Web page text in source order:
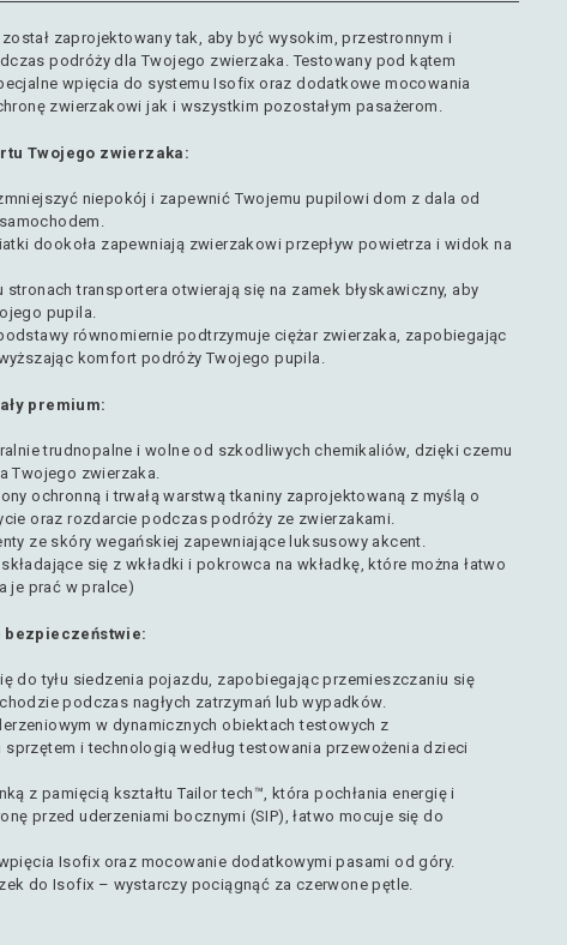
zaprojektowany tak, aby być wysokim, przestronnym i
podróży dla Twojego zwierzaka. Testowany pod kątem
wpięcia do systemu Isofix oraz dodatkowe mocowania
zwierzakowi jak i wszystkim pozostałym pasażerom.
Twojego zwierzaka:
niepokój i zapewnić Twojemu pupilowi ​​dom z dala od
dookoła zapewniają zwierzakowi przepływ powietrza i widok na
transportera otwierają się na zamek błyskawiczny, aby
pupila.
równomiernie podtrzymuje ciężar zwierzaka, zapobiegając
komfort podróży Twojego pupila.
premium:
trudnopalne i wolne od szkodliwych chemikaliów, dzięki czemu
Twojego zwierzaka.
ochronną i trwałą warstwą tkaniny zaprojektowaną z myślą o
oraz rozdarcie podczas podróży ze zwierzakami.
ze skóry wegańskiej zapewniające luksusowy akcent.
się z wkładki i pokrowca na wkładkę, które można łatwo
je prać w pralce)
bezpieczeństwie:
do tyłu siedzenia pojazdu, zapobiegając przemieszczaniu się
podczas nagłych zatrzymań lub wypadków.
w dynamicznych obiektach testowych z
i technologią według testowania przewożenia dzieci
z pamięcią kształtu Tailor tech™, która pochłania energię i
przed uderzeniami bocznymi (SIP), łatwo mocuje się do
Isofix oraz mocowanie dodatkowymi pasami od góry.
do Isofix – wystarczy pociągnąć za czerwone pętle.